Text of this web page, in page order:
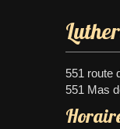
551 route
551 Mas